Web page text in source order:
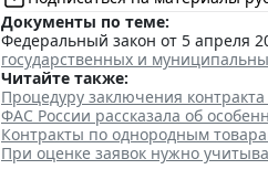
Документы по теме:
Федеральный закон от 5 апреля
государственных и
Читайте также:
Процедуру заключения
ФАС России рассказала об
Контракты по однородным
При оценке заявок нужно